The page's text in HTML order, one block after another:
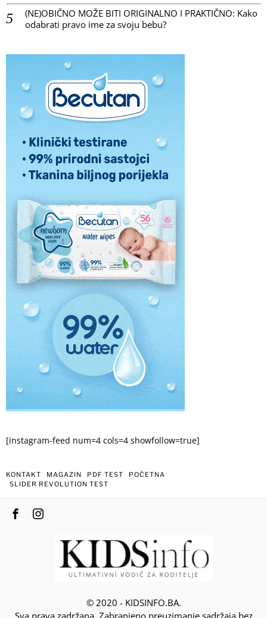
(NE)OBIČNO MOŽE BITI ORIGINALNO I PRAKTIČNO: Kako
odabrati pravo ime za svoju bebu?
[instagram-feed num=4 cols=4 showfollow=true]
KONTAKT MAGAZIN PDF TEST
POČETNA
SLIDER REVOLUTION TEST
© 2020 - KIDSINFO.BA.
Sva prava zadržana. Zabranjeno preuzimanje sadržaja bez